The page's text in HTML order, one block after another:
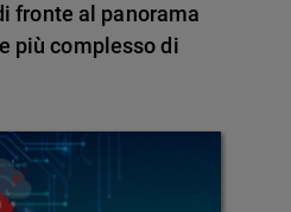
fronte al panorama
più complesso di